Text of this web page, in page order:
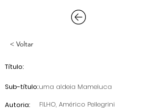
< Voltar
Título:
uma aldeia Mameluca
Sub-título:
Autoria:
FILHO, Américo Pellegrini